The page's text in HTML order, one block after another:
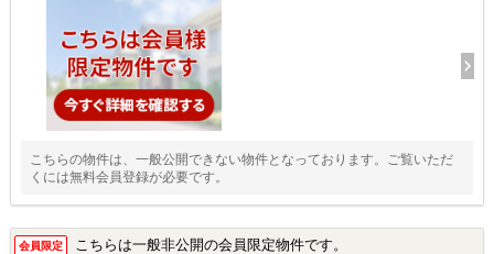
こちらの物件は、一般公開できない物件となっております。ご覧いただ
くには無料会員登録が必要です。
会員限定 こちらは一般非公開の会員限定物件です。